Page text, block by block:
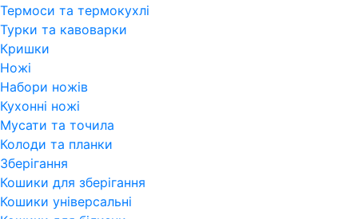
Термоси та термокухлі
Турки та кавоварки
Кришки
Ножі
Набори ножів
Кухонні ножі
Мусати та точила
Колоди та планки
Зберігання
Кошики для зберігання
Кошики універсальні